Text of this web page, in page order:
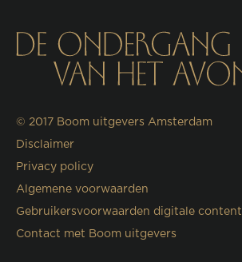
© 2017 Boom uitgevers Amsterdam
Disclaimer
Privacy policy
Algemene voorwaarden
Gebruikersvoorwaarden digitale content
Contact met Boom uitgevers